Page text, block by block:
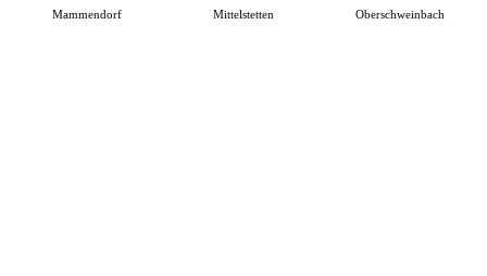
Mammendorf Mittelstetten Oberschweinbach